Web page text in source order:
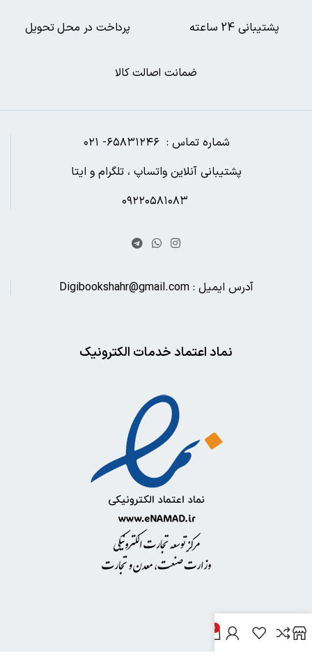
ضمانت اصالت کالا
پرداخت در محل تحویل پشتیبانی 24 ساعته
شماره تماس : ۶۵۸۳۱۲۴۶- ۰۲۱
پشتیبانی آنلاین واتساپ ، تلگرام و ایتا
آدرس ایمیل : Digibookshahr@gmail.com
نماد اعتماد خدمات الکترونیک
خدمات مشتریان
0